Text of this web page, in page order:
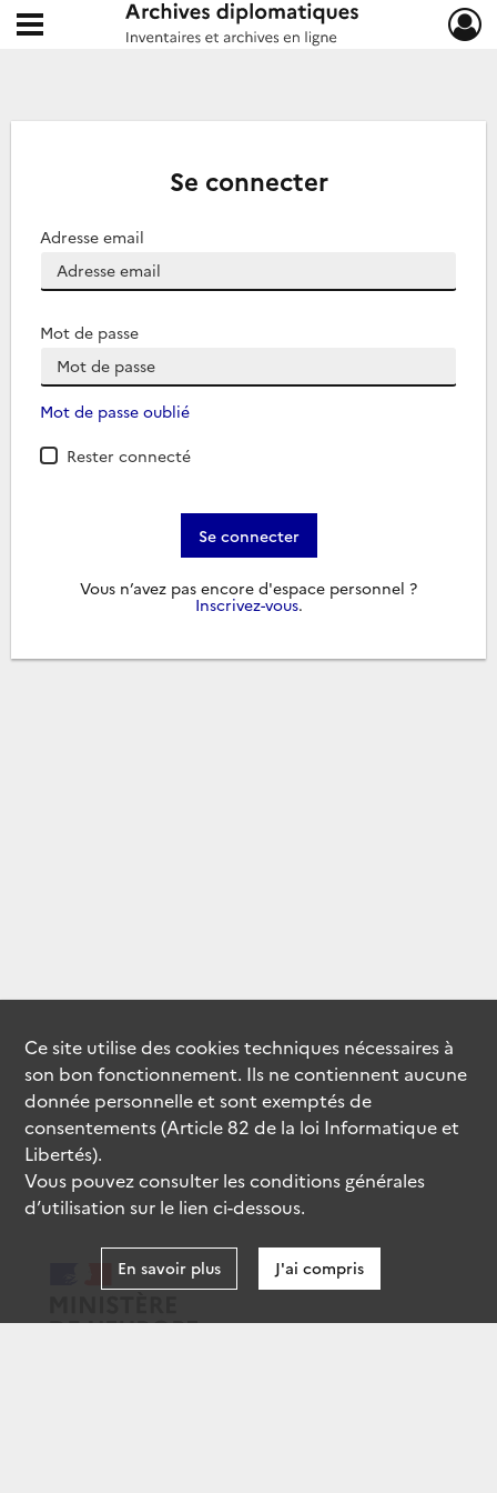
Archives diplomatiques
Ouvrir le menu déroulant
Se connecter
Adresse email
Mot de passe
Mot de passe oublié
Rester connecté
Se connecter
Vous n’avez pas encore d'espace personnel ?
Inscrivez-vous.
Ce site utilise descookiestechniques nécessaires à
son bon fonctionnement. Ils ne contiennent aucune
donnée personnelle et sont exemptés de
consentements (Article 82 de la loi Informatique et
Libertés).
Vous pouvez consulter les conditions générales
d’utilisation sur le lien ci-dessous.
En savoir plus J'ai compris